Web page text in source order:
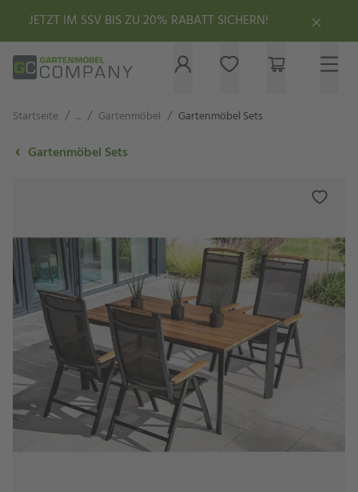
JETZT IM SSV BIS ZU 20% RABATT SICHERN!
Startseite / ... / Gartenmöbel / Gartenmöbel Sets
Gartenmöbel Sets